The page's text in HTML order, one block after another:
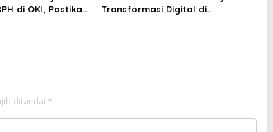
di OKI, Pastikan
Transformasi Digital di
ditandai *